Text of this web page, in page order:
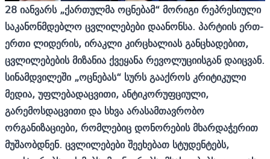
28 იანვარს „ქართულმა ოცნებამ“ მორიგი რეპრესიული
საკანონმდებლო ცვლილებები დაანონსა. პარტიის ერთ-
ერთი ლიდერის, ირაკლი კირცხალიას განცხადებით,
ცვლილებების მიზანია ქვეყანა რევოლუციისგან დაიცვან.
სინამდვილეში „ოცნებას“ სურს გააქროს კრიტიკული
მედია, უფლებადაცვითი, ანტიკორუფციული,
გარემოსდაცვითი და სხვა არასამთავრობო
ორგანიზაციები, რომლებიც დონორების მხარდაჭერით
მუშაობდნენ. ცვლილებები შეეხებათ სტუდენტებს,